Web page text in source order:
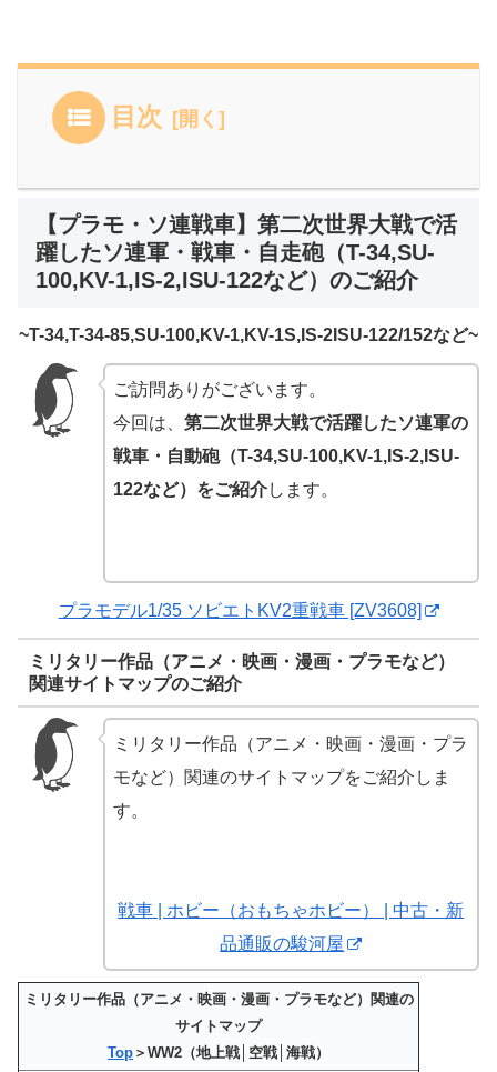
目次
【プラモ・ソ連戦車】第二次世界大戦で活
躍したソ連軍・戦車・自走砲（T-34,SU-
100,KV-1,IS-2,ISU-122など）のご紹介
~T-34,T-34-85,SU-100,KV-1,KV-1S,IS-2ISU-122/152など~
ご訪問ありがございます。
今回は、 第二次世界大戦で活躍したソ連軍の
戦車・自動砲（T-34,SU-100,KV-1,IS-2,ISU-
122など）をご紹介します。
プラモデル1/35 ソビエトKV2重戦車 [ZV3608]
ミリタリー作品（アニメ・映画・漫画・プラモなど）
関連サイトマップのご紹介
ミリタリー作品（アニメ・映画・漫画・プラ
モなど）関連のサイトマップをご紹介しま
す。
戦車 | ホビー（おもちゃホビー） | 中古・新
品通販の駿河屋
ミリタリー作品（アニメ・映画・漫画・プラモなど）関連の
サイトマップ
Top ＞WW2（地上戦│空戦│海戦）